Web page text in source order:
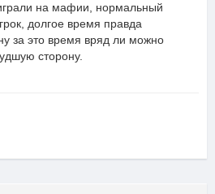
на мафии, нормальный
долгое время правда
за это время вряд ли можно
сторону.